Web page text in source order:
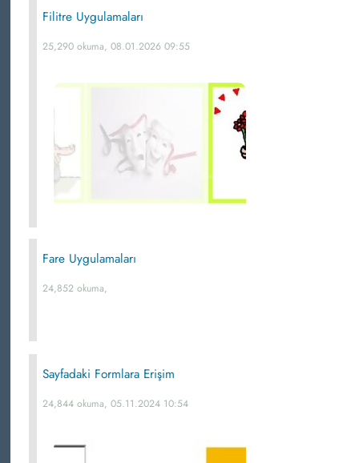
Filitre Uygulamaları
25,290 okuma, 08.01.2026 09:55
Fare Uygulamaları
24,852 okuma,
Sayfadaki Formlara Erişim
24,844 okuma, 05.11.2024 10:54